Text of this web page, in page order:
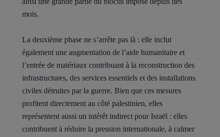
mois.
La deuxième phase ne s’arrête pas là : elle inclut
également une augmentation de l’aide humanitaire et
l’entrée de matériaux contribuant à la reconstruction des
infrastructures, des services essentiels et des installations
civiles détruites par la guerre. Bien que ces mesures
profitent directement au côté palestinien, elles
représentent aussi un intérêt indirect pour Israël : elles
contribuent à réduire la pression internationale, à calmer